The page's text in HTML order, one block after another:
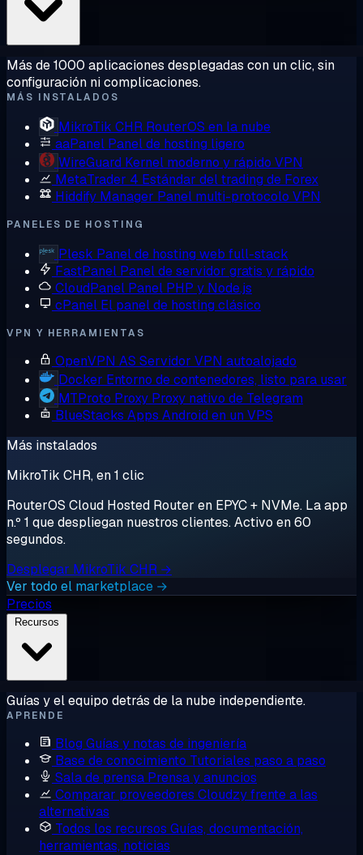
Más de 1000 aplicaciones desplegadas con un clic, sin
configuración ni complicaciones.
MÁS INSTALADOS
MikroTik CHR RouterOS en la nube
aaPanel Panel de hosting ligero
WireGuard Kernel moderno y rápido VPN
MetaTrader 4 Estándar del trading de Forex
Hiddify Manager Panel multi-protocolo VPN
PANELES DE HOSTING
Plesk Panel de hosting web full-stack
FastPanel Panel de servidor gratis y rápido
CloudPanel Panel PHP y Node.js
cPanel El panel de hosting clásico
VPN Y HERRAMIENTAS
OpenVPN AS Servidor VPN autoalojado
Docker Entorno de contenedores, listo para usar
MTProto Proxy Proxy nativo de Telegram
BlueStacks Apps Android en un VPS
Más instalados
MikroTik CHR, en 1 clic
RouterOS Cloud Hosted Router en EPYC + NVMe. La app
n.º 1 que despliegan nuestros clientes. Activo en 60
segundos.
Desplegar MikroTik CHR →
Ver todo el marketplace →
Precios
Guías y el equipo detrás de la nube independiente.
APRENDE
Blog Guías y notas de ingeniería
Base de conocimiento Tutoriales paso a paso
Sala de prensa Prensa y anuncios
Comparar proveedores Cloudzy frente a las
alternativas
Todos los recursos Guías, documentación,
herramientas, noticias